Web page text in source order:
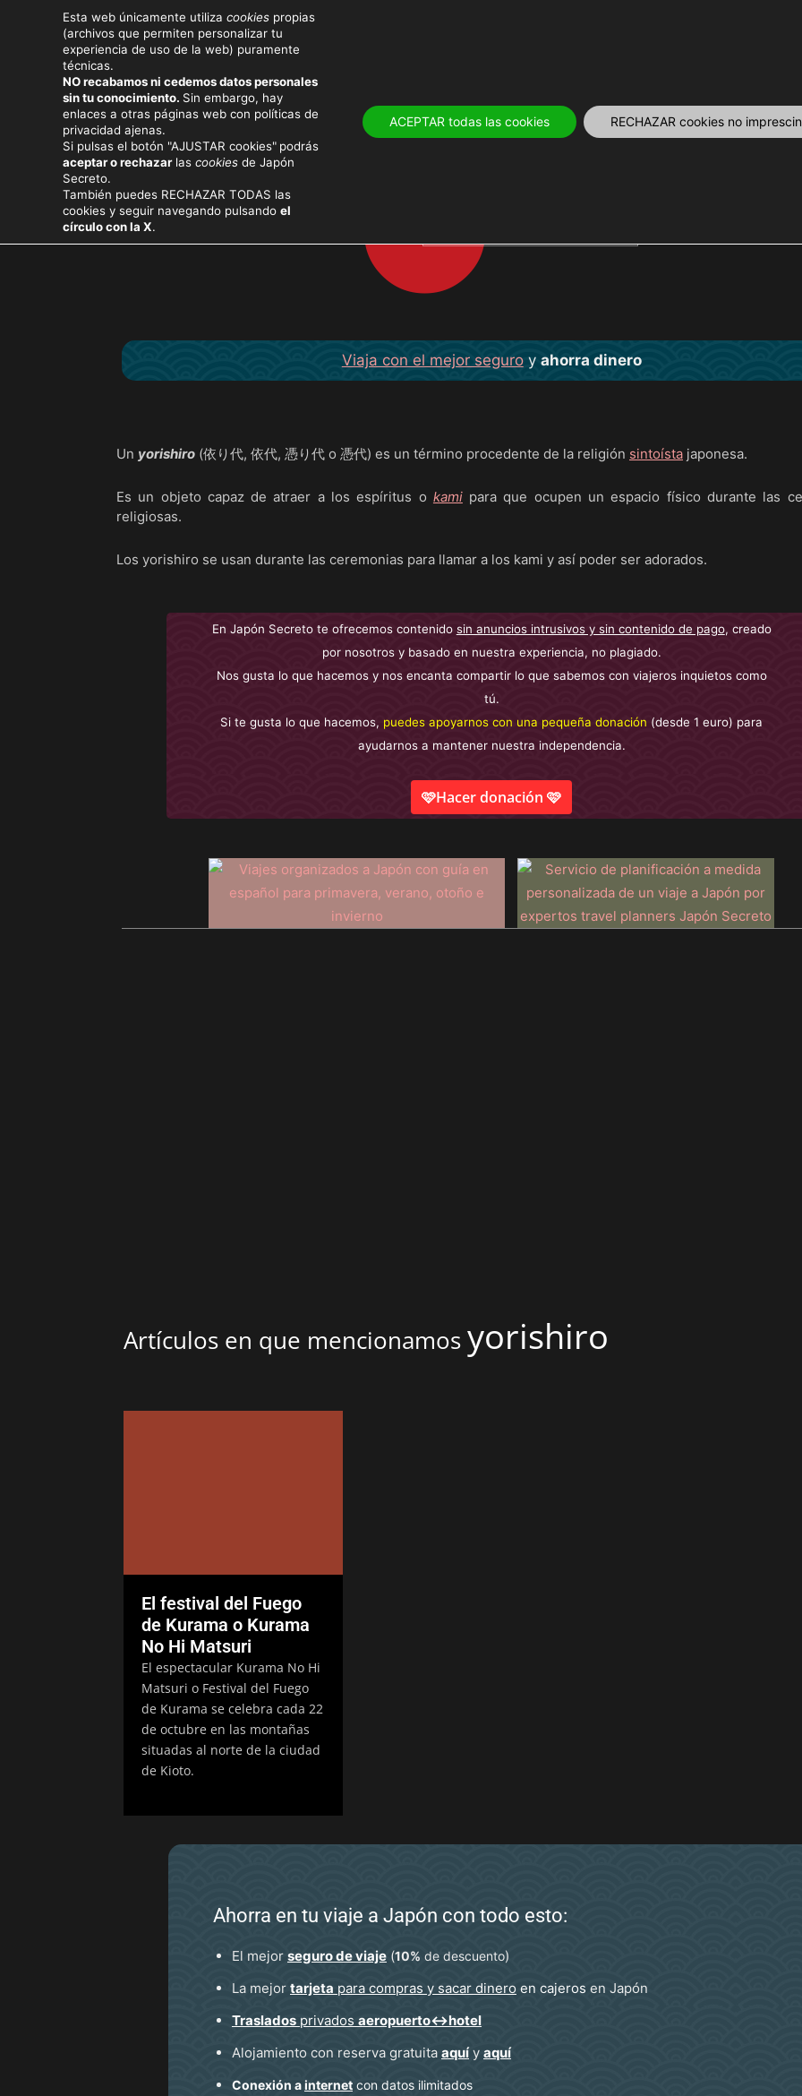
LUGARES
Viaja con el mejor seguroy ahorra dinero
Un yorishiro (依り代, 依代, 憑り代 o 憑代) es un término procedente de la religión sintoísta japonesa.
Es un objeto capaz de atraer a los espíritus o kamipara que ocupen un espacio físico durante las
religiosas.
Los yorishiro se usan durante las ceremonias para llamar a los kami y así poder ser adorados.
En Japón Secreto te ofrecemos contenido sin anuncios intrusivos y sin contenido de pago, creado
por nosotros y basado en nuestra experiencia, no plagiado.
Nos gusta lo que hacemos y nos encanta compartir lo que sabemos con viajeros inquietos como
tú.
Si te gusta lo que hacemos, puedes apoyarnos con una pequeña donación (desde 1 euro) para
ayudarnos a mantener nuestra independencia.
🩷Hacer donación 🩷
Artículos en que mencionamosyorishiro
El festival del Fuego
de Kurama o Kurama
No Hi Matsuri
El espectacular Kurama No Hi
Matsuri o Festival del Fuego
de Kurama se celebra cada 22
de octubre en las montañas
situadas al norte de la ciudad
de Kioto.
Ahorra en tu viaje a Japón con todo esto:
El mejor seguro de viaje (10% de descuento)
La mejor tarjeta para compras y sacar dinero en cajeros en Japón
Traslados privados aeropuerto↔hotel
Alojamiento con reserva gratuita aquíy aquí
Conexión ainternet con datos ilimitados
Esta web únicamente utiliza cookies propias
(archivos que permiten personalizar tu
experiencia de uso de la web) puramente
técnicas.
NO recabamos ni cedemos datos personales
sin tu conocimiento. Sin embargo, hay
enlaces a otras páginas web con políticas de
privacidad ajenas.
Si pulsas el botón "AJUSTAR cookies" podrás
aceptar o rechazarlas cookies de Japón
Secreto.
También puedes RECHAZAR TODAS las
cookies y seguir navegando pulsando el
círculo con la X.
ACEPTAR todas las cookies RECHAZAR cookies no